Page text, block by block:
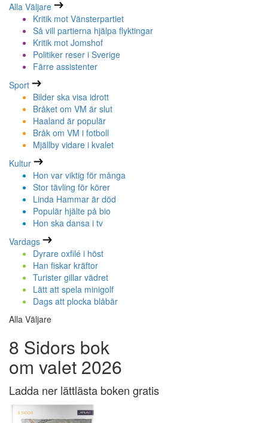
Alla Väljare
Kritik mot Vänsterpartiet
Så vill partierna hjälpa flyktingar
Kritik mot Jomshof
Politiker reser i Sverige
Färre assistenter
Sport
Bilder ska visa idrott
Bråket om VM är slut
Haaland är populär
Bråk om VM i fotboll
Mjällby vidare i kvalet
Kultur
Hon var viktig för många
Stor tävling för körer
Linda Hammar är död
Populär hjälte på bio
Hon ska dansa i tv
Vardags
Dyrare oxfilé i höst
Han fiskar kräftor
Turister gillar vädret
Lätt att spela minigolf
Dags att plocka blåbär
Alla Väljare
8 Sidors bok
om valet 2026
Ladda ner lättlästa boken gratis